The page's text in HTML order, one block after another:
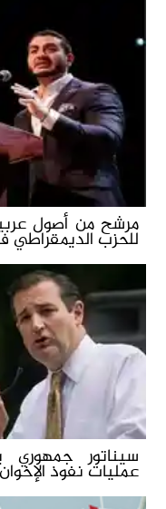
مرشح من أصول عربية
للحزب الديمقراطي
سيناتور جمهوري
عمليات نفوذ الإخوان